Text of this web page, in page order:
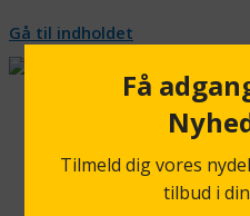
Gå til indholdet
Krøyers Forever Aloe Vera
Aloe Vera Company